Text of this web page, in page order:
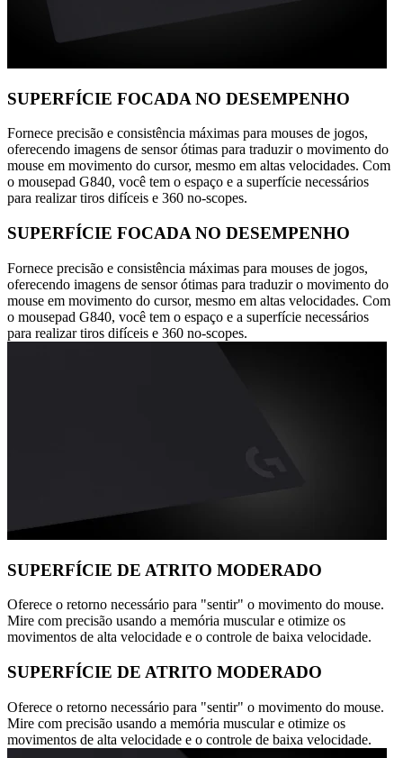
SUPERFÍCIE FOCADA NO DESEMPENHO
Fornece precisão e consistência máximas para mouses de jogos,
oferecendo imagens de sensor ótimas para traduzir o movimento do
mouse em movimento do cursor, mesmo em altas velocidades. Com
o mousepad G840, você tem o espaço e a superfície necessários
para realizar tiros difíceis e 360 no-scopes.
SUPERFÍCIE FOCADA NO DESEMPENHO
Fornece precisão e consistência máximas para mouses de jogos,
oferecendo imagens de sensor ótimas para traduzir o movimento do
mouse em movimento do cursor, mesmo em altas velocidades. Com
o mousepad G840, você tem o espaço e a superfície necessários
para realizar tiros difíceis e 360 no-scopes.
SUPERFÍCIE DE ATRITO MODERADO
Oferece o retorno necessário para "sentir" o movimento do mouse.
Mire com precisão usando a memória muscular e otimize os
movimentos de alta velocidade e o controle de baixa velocidade.
SUPERFÍCIE DE ATRITO MODERADO
Oferece o retorno necessário para "sentir" o movimento do mouse.
Mire com precisão usando a memória muscular e otimize os
movimentos de alta velocidade e o controle de baixa velocidade.